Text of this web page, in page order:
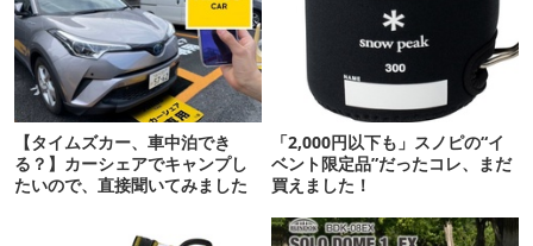
【タイムズカー、車中泊でき
る？】カーシェアでキャンプし
たいので、直接聞いてみました
「2,000円以下も」スノピの“イ
ベント限定品”だったコレ、まだ
買えました！